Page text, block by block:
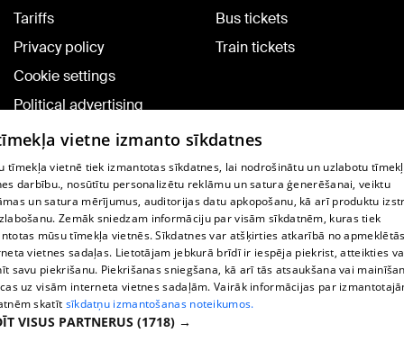
Tariffs
Privacy policy
Cookie settings
Political advertising
Cookie policy
Commenting terms
Bus tickets
Train tickets
TV program
Contract rules
360 Ziņu kontakti
Helio Media
Vortal assistance service: e-mail -
vietne izmanto sīkdatnes
tīmekļa vietnē tiek izmantotas sīkdatnes, lai nodrošinātu un uzlabotu
darbību., nosūtītu personalizētu reklāmu un satura ģenerēšanai, veiktu
un satura mērījumus, auditorijas datu apkopošanu, kā arī produktu
Zemāk sniedzam informāciju par visām sīkdatnēm, kuras tiek
mūsu tīmekļa vietnēs. Sīkdatnes var atšķirties atkarībā no
vietnes sadaļas. Lietotājam jebkurā brīdī ir iespēja piekrist, atteikties
savu piekrišanu. Piekrišanas sniegšana, kā arī tās atsaukšana vai
uz visām interneta vietnes sadaļām. Vairāk informācijas par
skatīt sīkdatņu izmantošanas noteikumos.
VISUS PARTNERUS (1718) →